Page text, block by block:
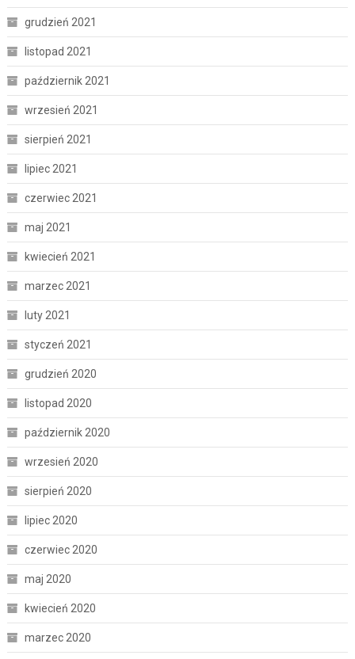
grudzień 2021
listopad 2021
październik 2021
wrzesień 2021
sierpień 2021
lipiec 2021
czerwiec 2021
maj 2021
kwiecień 2021
marzec 2021
luty 2021
styczeń 2021
grudzień 2020
listopad 2020
październik 2020
wrzesień 2020
sierpień 2020
lipiec 2020
czerwiec 2020
maj 2020
kwiecień 2020
marzec 2020